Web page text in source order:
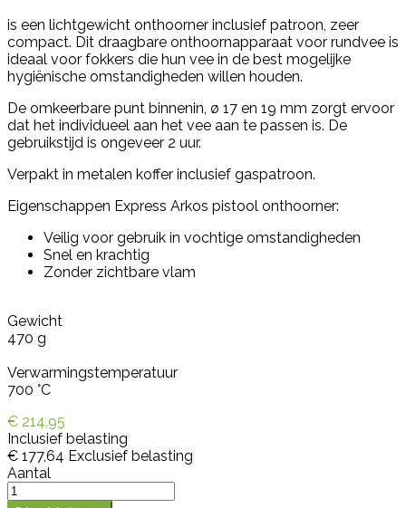
is een lichtgewicht onthoorner inclusief patroon, zeer
compact. Dit draagbare onthoornapparaat voor rundvee is
ideaal voor fokkers die hun vee in de best mogelijke
hygiënische omstandigheden willen houden.
De omkeerbare punt binnenin, ø 17 en 19 mm zorgt ervoor
dat het individueel aan het vee aan te passen is. De
gebruikstijd is ongeveer 2 uur.
Verpakt in metalen koffer inclusief gaspatroon.
Eigenschappen Express Arkos pistool onthoorner:
Veilig voor gebruik in vochtige omstandigheden
Snel en krachtig
Zonder zichtbare vlam
Gewicht
470 g
Verwarmingstemperatuur
700 °C
€ 214,95
Inclusief belasting
€ 177,64 Exclusief belasting
Aantal